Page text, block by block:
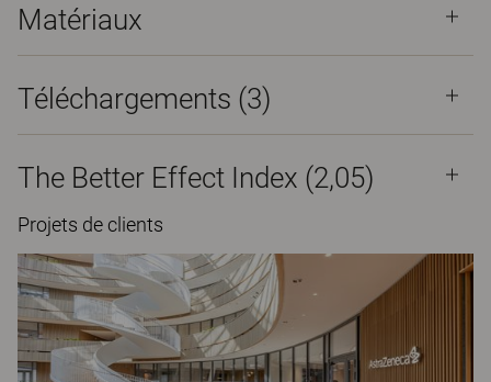
Matériaux
Téléchargements (3)
The Better Effect Index (2,05)
Projets de clients